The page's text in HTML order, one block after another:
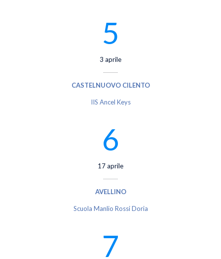
5
3 aprile
CASTELNUOVO CILENTO
IIS Ancel Keys
6
17 aprile
AVELLINO
Scuola Manlio Rossi Doria
7